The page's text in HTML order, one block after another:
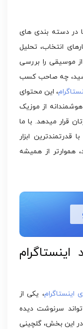
در دسته بندی های
انتخاب، تحلیل
موسیقی را بررسی
چه صاحب کسب
، این محتوای
از موزیک
قرار میدهد. با ما
ابزار
هموارتر از همیشه
اینستاگرام، یکی از
سرنوشت دیده
این بخش، گلچینی